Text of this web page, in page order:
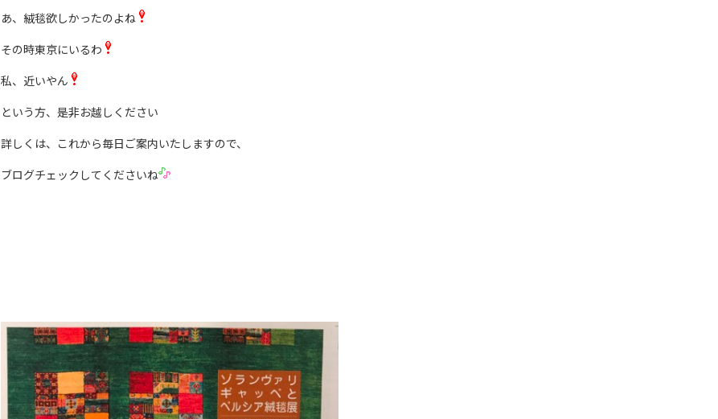
あ、絨毯欲しかったのよね
その時東京にいるわ
私、近いやん
という方、是非お越しください
詳しくは、これから毎日ご案内いたしますので、
ブログチェックしてくださいね